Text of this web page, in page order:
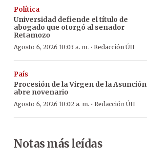
Política
Universidad defiende el título de
abogado que otorgó al senador
Retamozo
Agosto 6, 2026 10:03 a. m. · Redacción ÚH
País
Procesión de la Virgen de la Asunción
abre novenario
Agosto 6, 2026 10:02 a. m. · Redacción ÚH
Notas más leídas